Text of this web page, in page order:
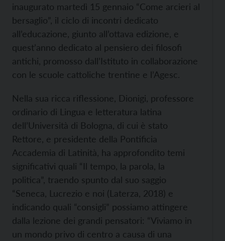
inaugurato martedì 15 gennaio “Come arcieri al
bersaglio”, il ciclo di incontri dedicato
all’educazione, giunto all’ottava edizione, e
quest’anno dedicato al pensiero dei filosofi
antichi, promosso dall’Istituto in collaborazione
con le scuole cattoliche trentine e l’Agesc.
Nella sua ricca riflessione, Dionigi, professore
ordinario di Lingua e letteratura latina
dell’Università di Bologna, di cui è stato
Rettore, e presidente della Pontificia
Accademia di Latinità, ha approfondito temi
significativi quali “Il tempo, la parola, la
politica”, traendo spunto dal suo saggio
“Seneca, Lucrezio e noi (Laterza, 2018) e
indicando quali “consigli” possiamo attingere
dalla lezione dei grandi pensatori: “Viviamo in
un mondo privo di centro a causa di una